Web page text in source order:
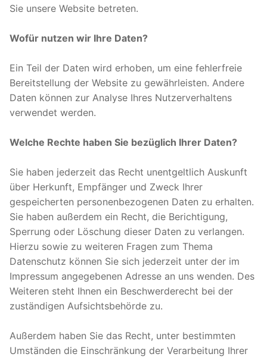
Sie unsere Website betreten.
Wofür nutzen wir Ihre Daten?
Ein Teil der Daten wird erhoben, um eine fehlerfreie
Bereitstellung der Website zu gewährleisten. Andere
Daten können zur Analyse Ihres Nutzerverhaltens
verwendet werden.
Welche Rechte haben Sie bezüglich Ihrer Daten?
Sie haben jederzeit das Recht unentgeltlich Auskunft
über Herkunft, Empfänger und Zweck Ihrer
gespeicherten personenbezogenen Daten zu erhalten.
Sie haben außerdem ein Recht, die Berichtigung,
Sperrung oder Löschung dieser Daten zu verlangen.
Hierzu sowie zu weiteren Fragen zum Thema
Datenschutz können Sie sich jederzeit unter der im
Impressum angegebenen Adresse an uns wenden. Des
Weiteren steht Ihnen ein Beschwerderecht bei der
zuständigen Aufsichtsbehörde zu.
Außerdem haben Sie das Recht, unter bestimmten
Umständen die Einschränkung der Verarbeitung Ihrer